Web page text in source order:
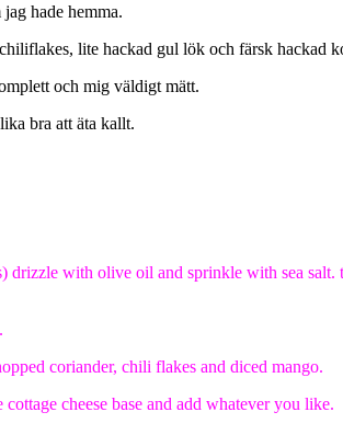
hade hemma.
lite hackad gul lök och färsk hackad
och mig väldigt mätt.
bra att äta kallt.
with olive oil and sprinkle with sea salt.
coriander, chili flakes and diced mango.
cheese base and add whatever you like.